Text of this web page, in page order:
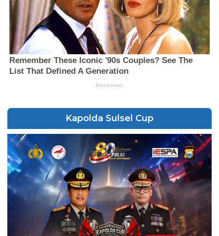
Kapolda Sulsel Cup